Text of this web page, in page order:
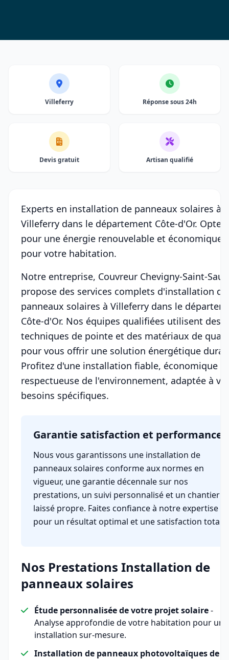
Villeferry Réponse sous 24h
Devis gratuit Artisan qualifié
Experts en installation de panneaux solaires à
Villeferry dans le département Côte-d'Or. Optez
pour une énergie renouvelable et économique
pour votre habitation.
Notre entreprise, Couvreur Chevigny-Saint-
propose des services complets d'installation de
panneaux solaires à Villeferry dans le
Côte-d'Or. Nos équipes qualifiées utilisent des
techniques de pointe et des matériaux de
pour vous offrir une solution énergétique
Profitez d'une installation fiable, économique et
respectueuse de l'environnement, adaptée à
besoins spécifiques.
Garantie satisfaction et performance
Nous vous garantissons une installation de
panneaux solaires conforme aux normes en
vigueur, une garantie décennale sur nos
prestations, un suivi personnalisé et un chantier
laissé propre. Faites confiance à notre expertise
pour un résultat optimal et une satisfaction totale.
Nos Prestations Installation de
panneaux solaires
Étude personnalisée de votre projet solaire-
Analyse approfondie de votre habitation pour une
installation sur-mesure.
Installation de panneaux photovoltaïques de